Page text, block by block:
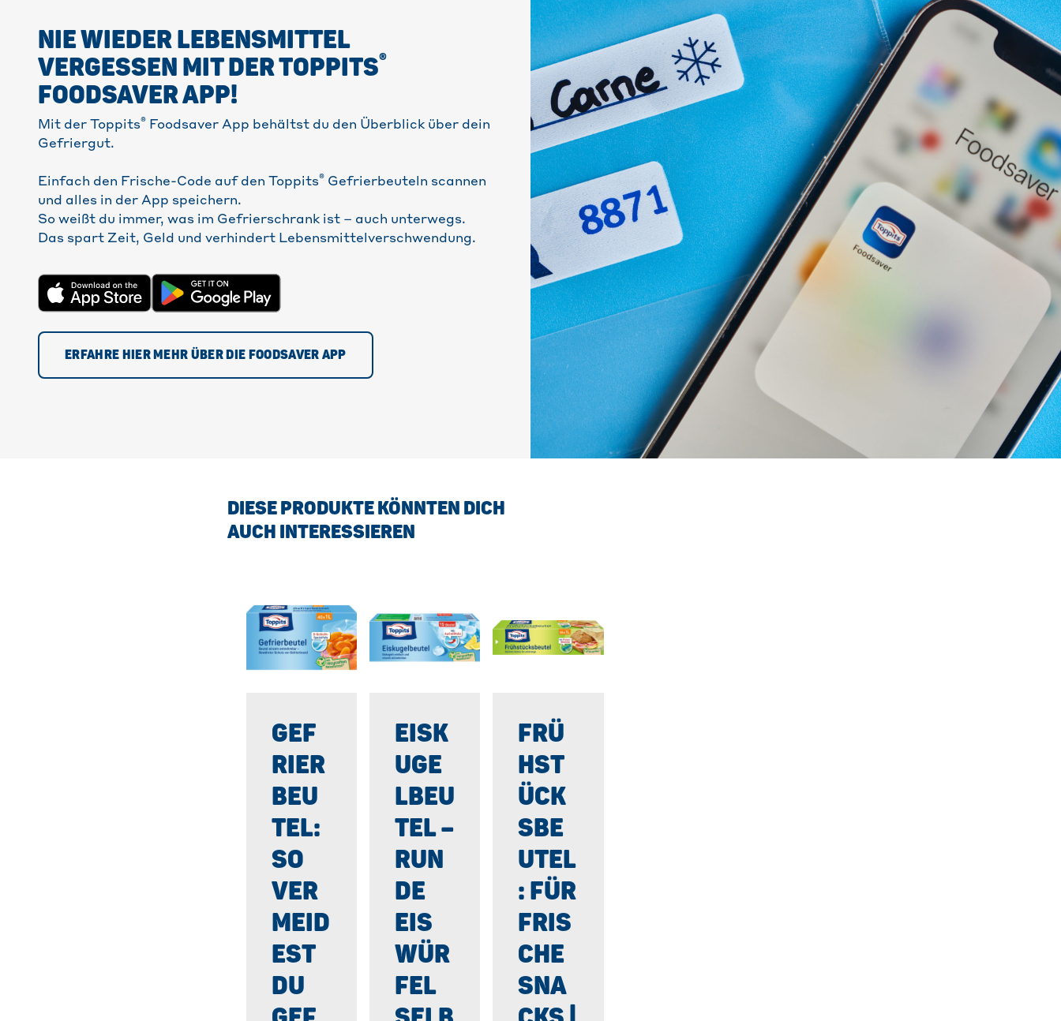
NIE WIEDER LEBENSMITTEL
VERGESSEN MIT DER TOPPITS®
FOODSAVER APP!
Mit der Toppits® Foodsaver App behältst du den Überblick über dein
Gefriergut.
Einfach den Frische-Code auf den Toppits® Gefrierbeuteln scannen
und alles in der App speichern.
So weißt du immer, was im Gefrierschrank ist – auch unterwegs.
Das spart Zeit, Geld und verhindert Lebensmittelverschwendung.
ERFAHRE HIER MEHR ÜBER DIE FOODSAVER APP
DIESE PRODUKTE KÖNNTEN DICH
AUCH INTERESSIEREN
GEF
RIER
BEU
TEL:
SO
VER
MEID
EST
DU
EISK
UGE
LBEU
TEL –
RUN
DE
EIS
WÜR
FEL
FRÜ
HST
ÜCK
SBE
UTEL
: FÜR
FRIS
CHE
SNA